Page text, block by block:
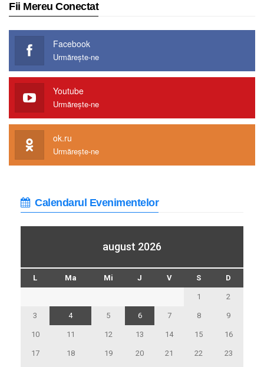
Fii Mereu Conectat
Facebook
Urmărește-ne
Youtube
Urmărește-ne
ok.ru
Urmărește-ne
Calendarul Evenimentelor
august 2026
L Ma Mi J V S D
1 2
3 4 5 6 7 8 9
10 11 12 13 14 15 16
17 18 19 20 21 22 23